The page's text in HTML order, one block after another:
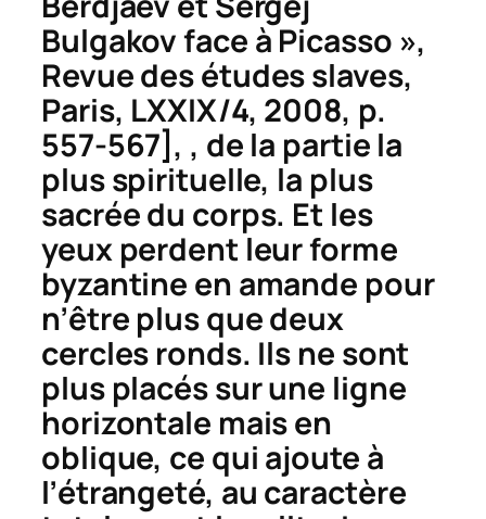
Bulgakov face à Picasso »,
Revue des études slaves,
Paris, LXXIX/4, 2008, p.
557-567], , de la partie la
plus spirituelle, la plus
sacrée du corps. Et les
yeux perdent leur forme
byzantine en amande pour
n’être plus que deux
cercles ronds. Ils ne sont
plus placés sur une ligne
horizontale mais en
oblique, ce qui ajoute à
l’étrangeté, au caractère